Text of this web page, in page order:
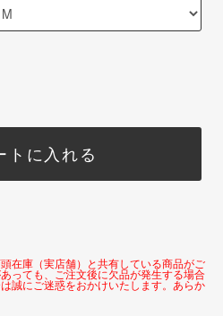
トに入れる
在庫（実店舗）と共有している商品がご
っても、ご注文後に欠品が発生する場合
誠にご迷惑をおかけいたします。あらか